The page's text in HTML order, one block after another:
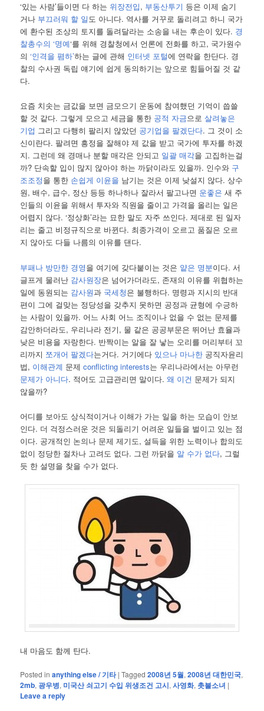
‘있는 사람’들이면 다 하는 위장전입, 부동산투기 등은 이제 숨기
거나 부끄러워 할 일도 아니다. 역사를 거꾸로 돌리려고 하니 국가
에 환수된 조상의 토지를 돌려달라는 소송을 내는 후손이 있다. 경
찰총수의 ‘명예‘를 위해 경찰청에서 언론에 전화를 하고, 국가원수
의‘인격을 폄하’하는 글에 관해 인터넷 포털에 연락을 한단다. 경
찰의 수사권 독립 얘기에 쉽게 동의하기는 앞으로 힘들어질 것 같
다.
요즘 치솟는 금값을 보면 금모으기 운동에 참여했던 기억이 씁쓸
할 것 같다. 그렇게 모으고 세금을 통한 공적 자금으로살려놓은
기업 그리고 다행히 팔리지 않았던 공기업을 팔겠단다. 그 것이 소
신이란다. 팔려면 흥정을 잘해야 제 값을 받고 국가에 투자를 하겠
지. 그런데 왜 경매나 분할 매각은 안되고 일괄 매각을 고집하는걸
까? 단속할 입이 많지 않아야 하는 까닭이라도 있을까. 인수와 구
조조정을 통한 손쉽게 이윤을 남기는 것은 이제 낮설지 않다. 상수
원, 배수, 급수, 정산 등등 하나하나 잘라서 팔고나면 운좋은 새 주
인들의 이윤을 위해서 투자와 직원을 줄이고 가격을 올리는 일은
어렵지 않다. ‘정상화’라는 묘한 말도 자주 쓰인다. 제대로 된 일자
리는 줄고 비정규직으로 바뀐다. 최종가격이 오르고 품질은 오르
지 않아도 다들 나름의 이유를 댄다.
부패나 방만한 경영을 여기에 갖다붙이는 것은 얕은 명분이다. 서
글프게 물러난 감사원장은 넘어가더라도, 존재의 이유를 위협하는
일에 동원되는 감사원과 국세청은 불행하다. 명령과 지시의 반대
편이 그에 걸맞는 정당성을 갖추지 못하면 공정과 균형에 수긍하
는 사람이 있을까. 어느 사회 어느 조직이나 없을 수 없는 문제를
감안하더라도, 우리나라 전기, 물 같은 공공부문은 뛰어난 효율과
낮은 비용을 자랑한다. 반짝이는 알을 잘 낳는 오리를 머리부터 꼬
리까지 쪼개어 팔겠다는거다. 거기에다 있으나 마나한 공직자윤리
법, 이해관계 문제conflicting interests는 우리나라에서는 아무런
문제가 아니다. 적어도 고급관리면 말이다.왜 이건 문제가 되지
않을까?
어디를 보아도 상식적이거나 이해가 가는 일을 하는 모습이 안보
인다. 더 걱정스러운 것은 되돌리기 어려운 일들을 벌이고 있는 점
이다. 공개적인 논의나 문제 제기도, 설득을 위한 노력이나 합의도
없이 정당한 절차나 고려도 없다. 그런 까닭을 알 수가 없다, 그럴
듯 한 설명을 찾을 수가 없다.
내 마음도 함께 탄다.
Posted in anything else / 기타 |Tagged 2008년 5월,2008년 대한민국,
2mb,광우병, 미국산 쇠고기 수입 위생조건 고시,사영화, 촛불소녀 |
Leave a reply